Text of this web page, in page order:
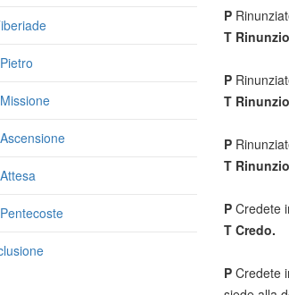
P
T
P
T
P
T
P Credete
TCredo.
PCredete